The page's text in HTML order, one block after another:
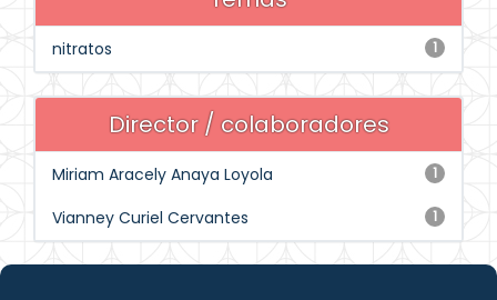
1
nitratos
Director / colaboradores
1
Miriam Aracely Anaya Loyola
1
Vianney Curiel Cervantes